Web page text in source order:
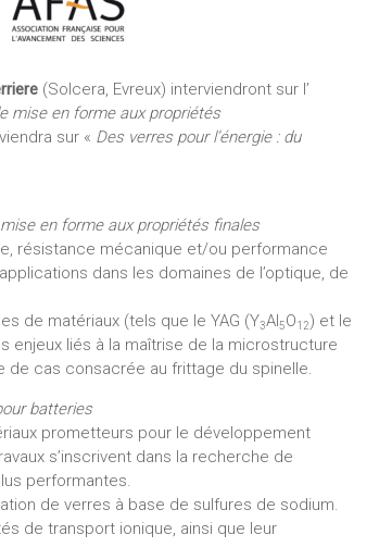
(Solcera, Evreux) interviendront sur l’
mise en forme aux propriétés
sur « Des verres pour l’énergie : du
en forme aux propriétés finales
résistance mécanique et/ou performance
dans les domaines de l’optique, de
de matériaux (tels que le YAG (Y3Al5O12) et le
enjeux liés à la maîtrise de la microstructure
cas consacrée au frittage du spinelle.
batteries
prometteurs pour le développement
s’inscrivent dans la recherche de
performantes.
de verres à base de sulfures de sodium.
de transport ionique, ainsi que leur